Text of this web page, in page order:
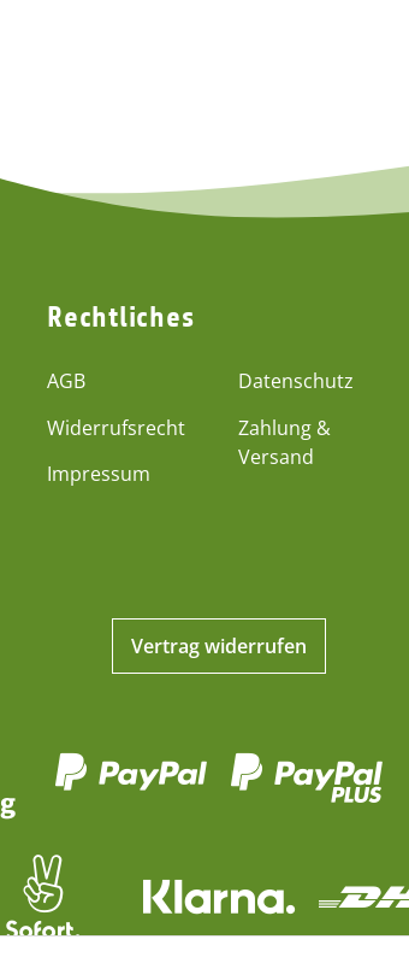
Rechtliches
AGB
Widerrufsrecht
Impressum
Datenschutz
Zahlung &
Versand
Vertrag widerrufen